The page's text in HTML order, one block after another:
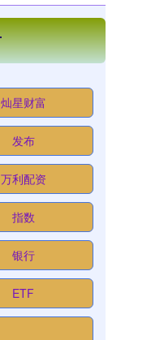
灿星财富
发布
万利配资
指数
银行
ETF